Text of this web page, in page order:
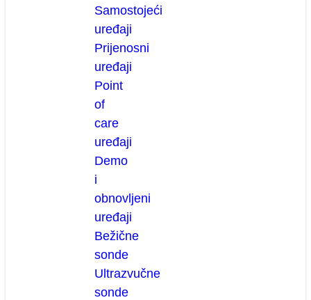
Samostojeći
uređaji
Prijenosni
uređaji
Point
of
care
uređaji
Demo
i
obnovljeni
uređaji
Bežične
sonde
Ultrazvučne
sonde